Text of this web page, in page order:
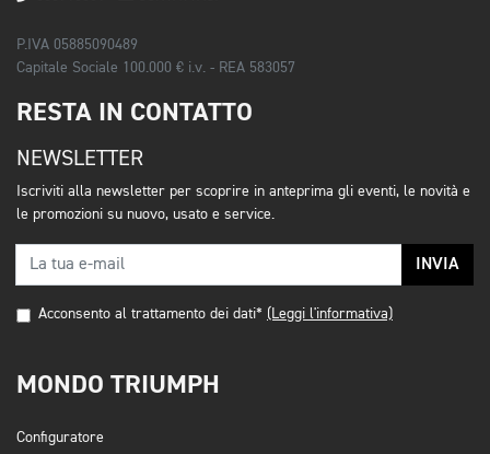
P.IVA 05885090489
Capitale Sociale 100.000 € i.v. - REA 583057
RESTA IN CONTATTO
NEWSLETTER
Iscriviti alla newsletter per scoprire in anteprima gli eventi, le novità e
le promozioni su nuovo, usato e service.
INVIA
Acconsento al trattamento dei dati* (Leggi l'informativa)
MONDO TRIUMPH
Configuratore